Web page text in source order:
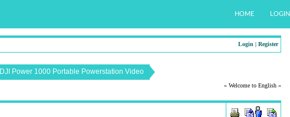
HOME LOGIN
Login |Register
DJI Power 1000 Portable Powerstation Video
» Welcome to English «